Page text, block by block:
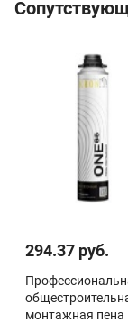
294.37 руб.
монтажная пена